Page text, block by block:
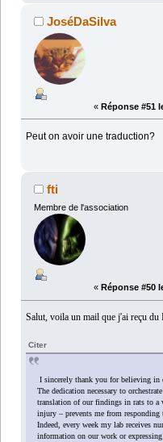
JoséDaSilva
« Réponse #51
Peut on avoir une traduction?
fti
Membre de l'association
« Réponse #50
Salut, voila un mail que j'ai reçu du
Citer
I sincerely thank you for believing in
The dedication necessary to
translation of our findings in rats to a
injury – prevents me from responding
Indeed, every week my lab receives
information on our work or